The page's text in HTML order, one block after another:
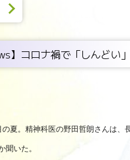
】コロナ禍で「しんど
夏。精神科医の野田哲朗さんは
聞いた。